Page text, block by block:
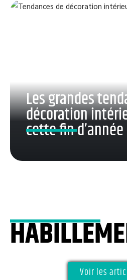
Les grandes
décoration
cette fin d’année
Voir les